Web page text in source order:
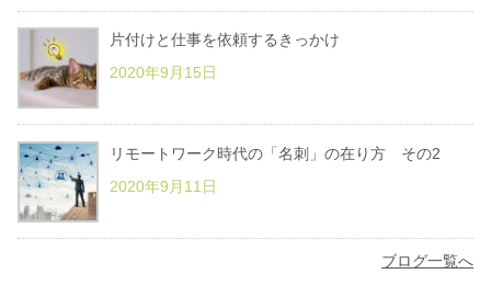
片付けと仕事を依頼するきっかけ
2020年9月15日
リモートワーク時代の「名刺」の在り方 その2
2020年9月11日
ブログ一覧へ